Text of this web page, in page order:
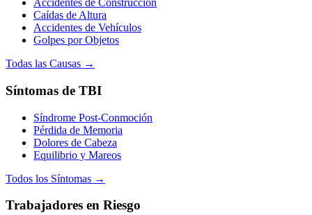
Accidentes de Construcción
Caídas de Altura
Accidentes de Vehículos
Golpes por Objetos
Todas las Causas →
Síntomas de TBI
Síndrome Post-Conmoción
Pérdida de Memoria
Dolores de Cabeza
Equilibrio y Mareos
Todos los Síntomas →
Trabajadores en Riesgo